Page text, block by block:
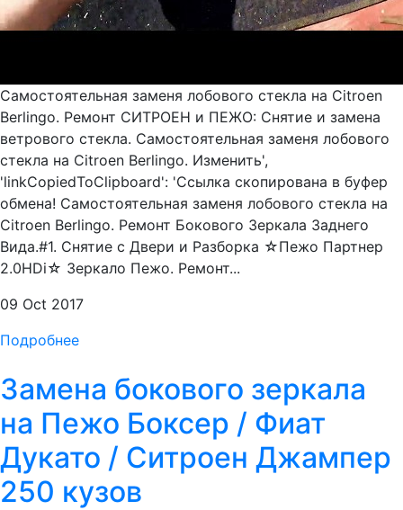
Самостоятельная заменя лобового стекла на Citroen
Berlingo. Ремонт СИТРОЕН и ПЕЖО: Снятие и замена
ветрового стекла. Самостоятельная заменя лобового
стекла на Citroen Berlingo. Изменить',
'linkCopiedToClipboard': 'Ссылка скопирована в буфер
обмена! Самостоятельная заменя лобового стекла на
Citroen Berlingo. Ремонт Бокового Зеркала Заднего
Вида.#1. Снятие с Двери и Разборка ☆Пежо Партнер
2.0HDi☆ Зеркало Пежо. Ремонт...
09 Oct 2017
Подробнее
Замена бокового зеркала
на Пежо Боксер / Фиат
Дукато / Ситроен Джампер
250 кузов